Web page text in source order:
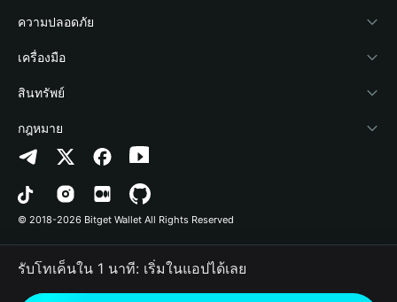
Academy
ข่าวสารด้านคริปโต
ศูนย์ช่วยเหลือ
ติดต่อเรา
ทรัพยากรข้อมูลของแบรนด์
อาชีพ
Stablecoin Earn
Payfi Crypto
Crypto Swap API
Altcoin Season Index
Prediction Markets
DApp
RWA
นักพัฒนา
เชื่อมต่อ Wallet
Bitget Wallet Pay
ลิสต์โปรเจกต์
ความปลอดภัย
Protection Fund
เทคโนโลยีความปลอดภัย
เครื่องมือ
ซื้อคริปโต
การตรวจจับการอนุญาต
การตรวจจับสัญญา
การโอนเป็นชุด
สินทรัพย์
Arbitrum
Avalanche
Bitcoin
Polygon
กฎหมาย
นโยบายความเป็นส่วนตัว
ข้อตกลงในการใช้บริการ
© 2018-2026 Bitget Wallet All Rights Reserved
รับโทเค็นใน 1 นาที: เริ่มในแอปได้เลย